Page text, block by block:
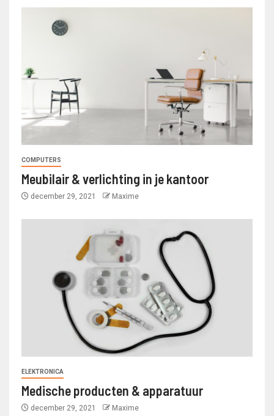
COMPUTERS
Meubilair & verlichting in je kantoor
december 29, 2021 Maxime
ELEKTRONICA
Medische producten & apparatuur
december 29, 2021 Maxime